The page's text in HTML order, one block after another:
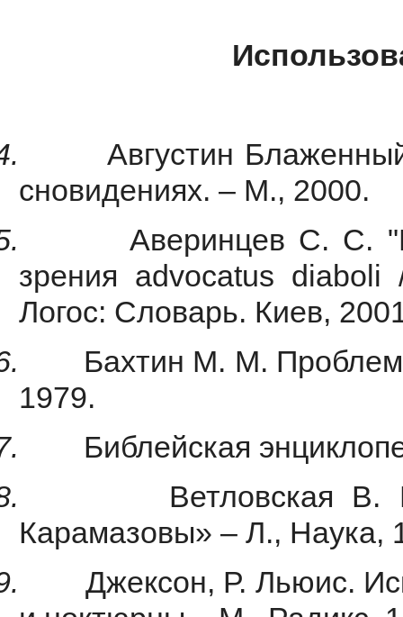
Августин
сновидениях. – М., 2000.
Аверинцев С. С.
зрения advocatus
Логос: Словарь. Киев,
Бахтин М. М.
1979.
Библейская
Ветловская В.
Карамазовы» – Л., Наука,
Джексон, Р. Льюис.